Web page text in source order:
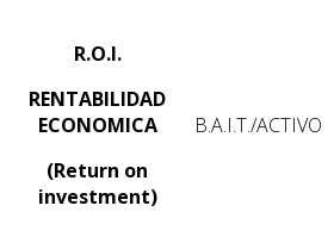
R.O.I.
RENTABILIDAD
ECONOMICA
(Return on
investment)
B.A.I.T./ACTIVO